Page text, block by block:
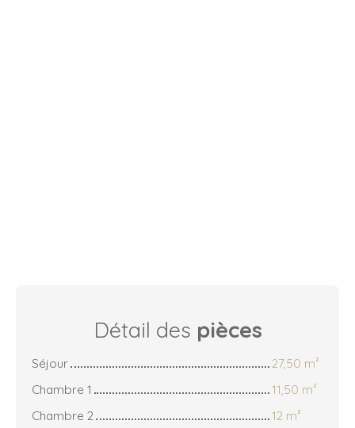
Détail des pièces
Séjour
27,50 m²
Chambre 1
11,50 m²
Chambre 2
12 m²